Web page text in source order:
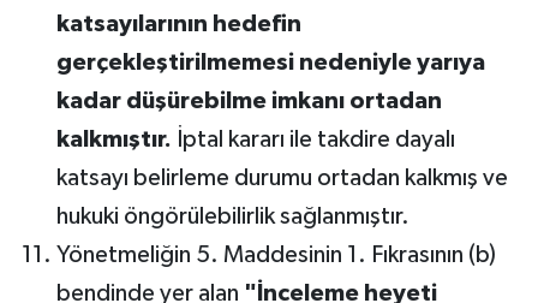
katsayılarının hedefin
gerçekleştirilmemesi nedeniyle yarıya
kadar düşürebilme imkanı ortadan
kalkmıştır. İptal kararı ile takdire dayalı
katsayı belirleme durumu ortadan kalkmış ve
hukuki öngörülebilirlik sağlanmıştır.
Yönetmeliğin 5. Maddesinin 1. Fıkrasının (b)
bendinde yer alan "İnceleme heyeti